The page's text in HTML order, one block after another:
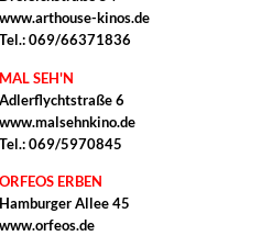
www.arthouse-kinos.de
Tel.: 069/66371836
MAL SEH'N
Adlerflychtstraße 6
www.malsehnkino.de
Tel.: 069/5970845
ORFEOS ERBEN
Hamburger Allee 45
www.orfeos.de